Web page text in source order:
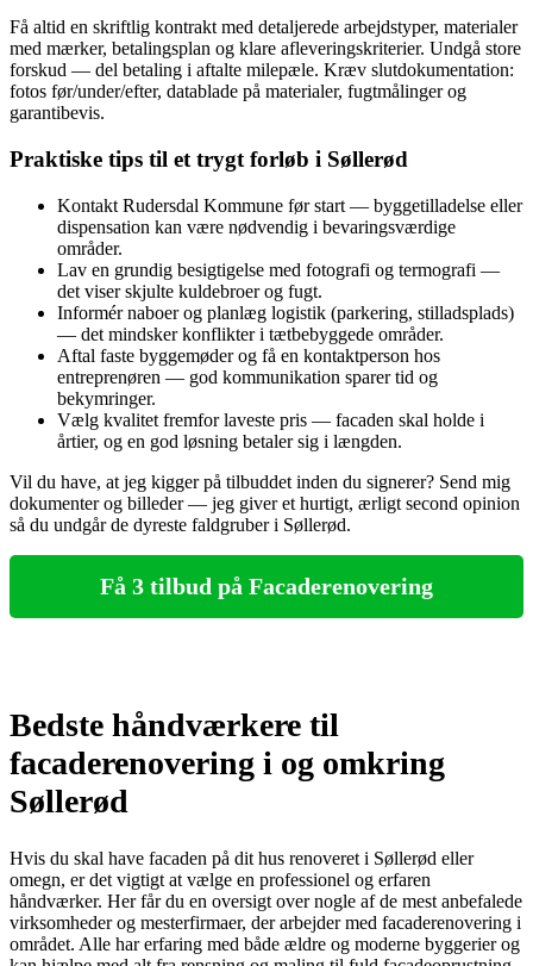
Få altid en skriftlig kontrakt med detaljerede arbejdstyper, materialer
med mærker, betalingsplan og klare afleveringskriterier. Undgå store
forskud — del betaling i aftalte milepæle. Kræv slutdokumentation:
fotos før/under/efter, datablade på materialer, fugtmålinger og
garantibevis.
Praktiske tips til et trygt forløb i Søllerød
Kontakt Rudersdal Kommune før start — byggetilladelse eller
dispensation kan være nødvendig i bevaringsværdige
områder.
Lav en grundig besigtigelse med fotografi og termografi —
det viser skjulte kuldebroer og fugt.
Informér naboer og planlæg logistik (parkering, stilladsplads)
— det mindsker konflikter i tætbebyggede områder.
Aftal faste byggemøder og få en kontaktperson hos
entreprenøren — god kommunikation sparer tid og
bekymringer.
Vælg kvalitet fremfor laveste pris — facaden skal holde i
årtier, og en god løsning betaler sig i længden.
Vil du have, at jeg kigger på tilbuddet inden du signerer? Send mig
dokumenter og billeder — jeg giver et hurtigt, ærligt second opinion
så du undgår de dyreste faldgruber i Søllerød.
Få 3 tilbud på Facaderenovering
Bedste håndværkere til
facaderenovering i og omkring
Søllerød
Hvis du skal have facaden på dit hus renoveret i Søllerød eller
omegn, er det vigtigt at vælge en professionel og erfaren
håndværker. Her får du en oversigt over nogle af de mest anbefalede
virksomheder og mesterfirmaer, der arbejder med facaderenovering i
området. Alle har erfaring med både ældre og moderne byggerier og